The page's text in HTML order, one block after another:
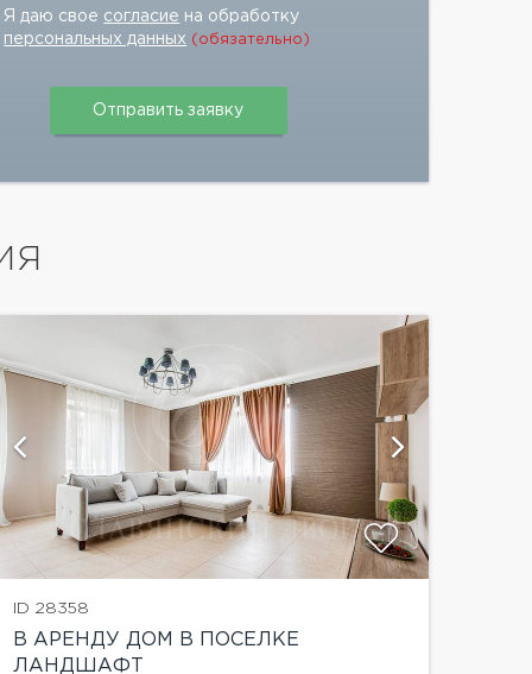
Я даю свое согласие на обработку
персональных данных (обязательно)
ID 28358
В АРЕНДУ ДОМ В ПОСЕЛКЕ
ЛАНДШАФТ